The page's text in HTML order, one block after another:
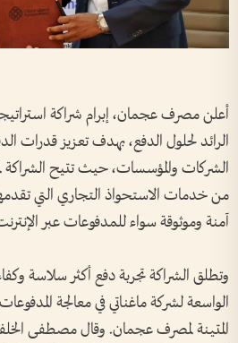
أعلن مصرف عجمان، إبرام شراكة
الرائد لحلول الدفع، بهدف تعزيز قدرات
الشركات والمؤسسات، حيث تتيح
من خدمات الاستحواذ التجاري التي
آمنة وموثوقة سواء للمدفوعات عبر
وتطلق الشراكة تجربة دفع أكثر سلاسة
الواسعة لشركة ماغناتي في معالجة
المتينة لمصرف عجمان. وقال مصطفى